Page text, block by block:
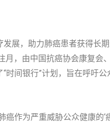
展，助力肺癌患者获得长
，由中国抗癌协会康复会
时间银行”计划，旨在呼吁
作为严重威胁公众健康的